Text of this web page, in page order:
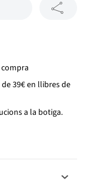
39€ en llibres de
a la botiga.